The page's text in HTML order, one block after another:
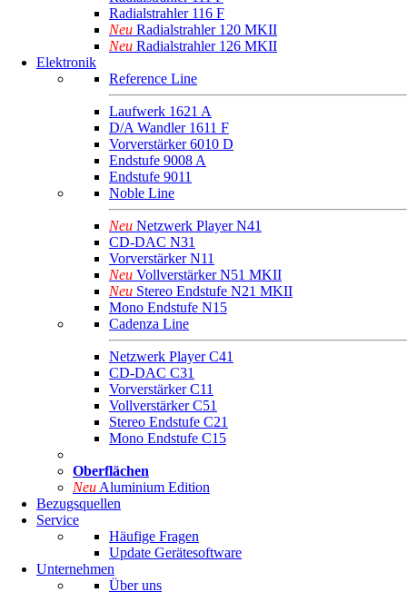
Radialstrahler 116 F
Neu Radialstrahler 120 MKII
Neu Radialstrahler 126 MKII
Elektronik
Reference Line
Laufwerk 1621 A
D/A Wandler 1611 F
Vorverstärker 6010 D
Endstufe 9008 A
Endstufe 9011
Noble Line
Neu Netzwerk Player N41
CD-DAC N31
Vorverstärker N11
Neu Vollverstärker N51 MKII
Neu Stereo Endstufe N21 MKII
Mono Endstufe N15
Cadenza Line
Netzwerk Player C41
CD-DAC C31
Vorverstärker C11
Vollverstärker C51
Stereo Endstufe C21
Mono Endstufe C15
Oberflächen
Neu Aluminium Edition
Bezugsquellen
Service
Häufige Fragen
Update Gerätesoftware
Unternehmen
Über uns